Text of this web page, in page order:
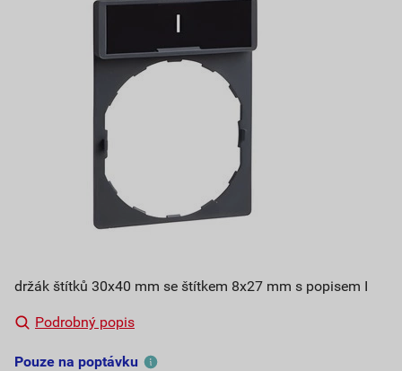
držák štítků 30x40 mm se štítkem 8x27 mm s popisem I
Podrobný popis
Pouze na poptávku